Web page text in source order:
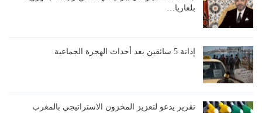
بلغاريا…
إدانة 5 سائقين بعد أحداث الهجرة الجماعية
تقرير يدعو لتعزيز المخزون الاستراتيجي بالمغرب